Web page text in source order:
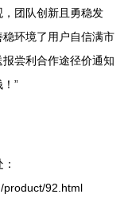
团队创新且勇稳发
环境了用户自信满市
尝利合作途径价通知
”
product/92.html